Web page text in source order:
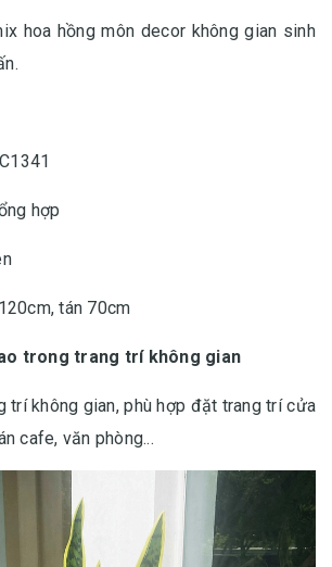
hoa hồng môn decor không gian sinh
hợp
tán 70cm
trong trang trí không gian
trí không gian, phù hợp đặt trang trí cửa
cafe, văn phòng...